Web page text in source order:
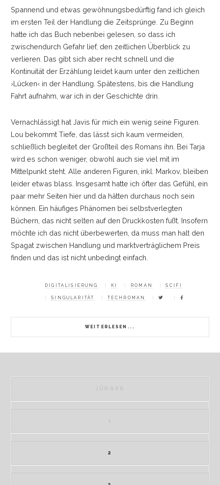
Spannend und etwas gewöhnungsbedürftig fand ich gleich
im ersten Teil der Handlung die Zeitsprünge. Zu Beginn
hatte ich das Buch nebenbei gelesen, so dass ich
zwischendurch Gefahr lief, den zeitlichen Überblick zu
verlieren. Das gibt sich aber recht schnell und die
Kontinuität der Erzählung leidet kaum unter den zeitlichen
›Lücken‹ in der Handlung. Spätestens, bis die Handlung
Fahrt aufnahm, war ich in der Geschichte drin.
Vernachlässigt hat Javis für mich ein wenig seine Figuren.
Lou bekommt Tiefe, das lässt sich kaum vermeiden,
schließlich begleitet der Großteil des Romans ihn. Bei Tarja
wird es schon weniger, obwohl auch sie viel mit im
Mittelpunkt steht. Alle anderen Figuren, inkl. Markov, bleiben
leider etwas blass. Insgesamt hatte ich öfter das Gefühl, ein
paar mehr Seiten hier und da hätten durchaus noch sein
können. Ein häufiges Phänomen bei selbstverlegten
Büchern, das nicht selten auf den Druckkosten fußt. Insofern
möchte ich das nicht überbewerten, da muss man halt den
Spagat zwischen Handlung und marktverträglichem Preis
finden und das ist nicht unbedingt einfach.
WEITERLESEN...
DIGITALISIERUNG KI ROMAN SCIFI
SINGULARITÄT TECHROMAN
2